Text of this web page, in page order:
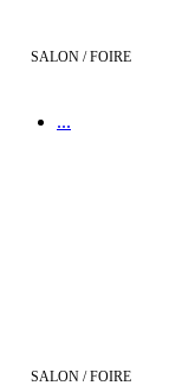
SALON / FOIRE
...
SALON / FOIRE